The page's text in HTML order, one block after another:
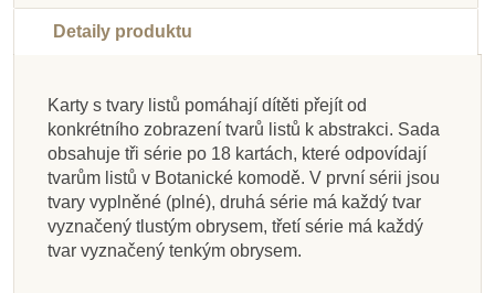
Skladem
Moyo Montessori
Puzzle - kůň
Skladem u
dodavatele
Nienhuis - Zvířata
světadílů – sada
Skladem u
dodavatele
Nienhuis - Box pro
druhou sadu
botanických karet
Na dotaz
Moyo Montessori
Proces růstu
Skladem
Moyo Montessori
Komoda na 5 ks
puzzle (zoologie)
Skladem
Moyo Montessori
Puzzle - Květina
Skladem
Moyo Montessori
Puzzle - vosa
Skladem
Moyo Montessori
Puzzle s kostrou -
pták
Detaily produktu
Karty s tvary listů pomáhají dítěti přejít od
konkrétního zobrazení tvarů listů k abstrakci. Sada
obsahuje tři série po 18 kartách, které odpovídají
tvarům listů v Botanické komodě. V první sérii jsou
tvary vyplněné (plné), druhá série má každý tvar
vyznačený tlustým obrysem, třetí série má každý
tvar vyznačený tenkým obrysem.